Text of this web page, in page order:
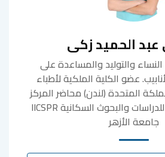
الحميد زكى
والتوليد والمساعدة على
عضو الكلية الملكية لأطباء
المتحدة (لندن) محاضر المركز
الإسلامي العالمي للدراسات والبحوث السكانية IICSPR
جامعة الأزهر